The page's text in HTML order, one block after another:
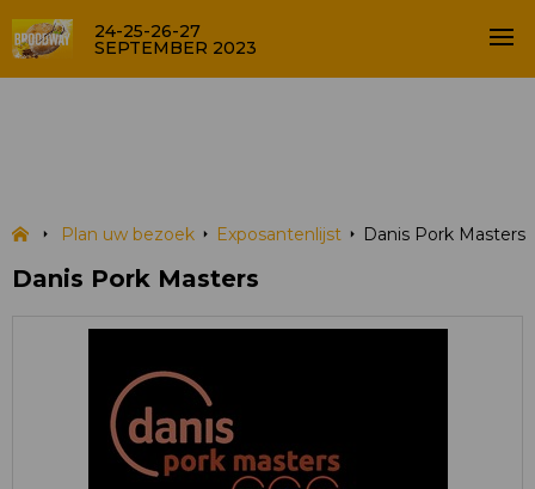
24-25-26-27
SEPTEMBER 2023
Plan uw bezoek Exposantenlijst Danis Pork Masters
Danis Pork Masters